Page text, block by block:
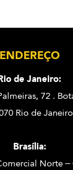
ENDEREÇO
de Janeiro:
72 .
Rio de
Brasília:
Norte –